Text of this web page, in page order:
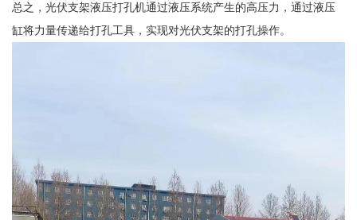
总之，光伏支架液压打孔机通过液压系统产生的高压力，通过液压
缸将力量传递给打孔工具，实现对光伏支架的打孔操作。